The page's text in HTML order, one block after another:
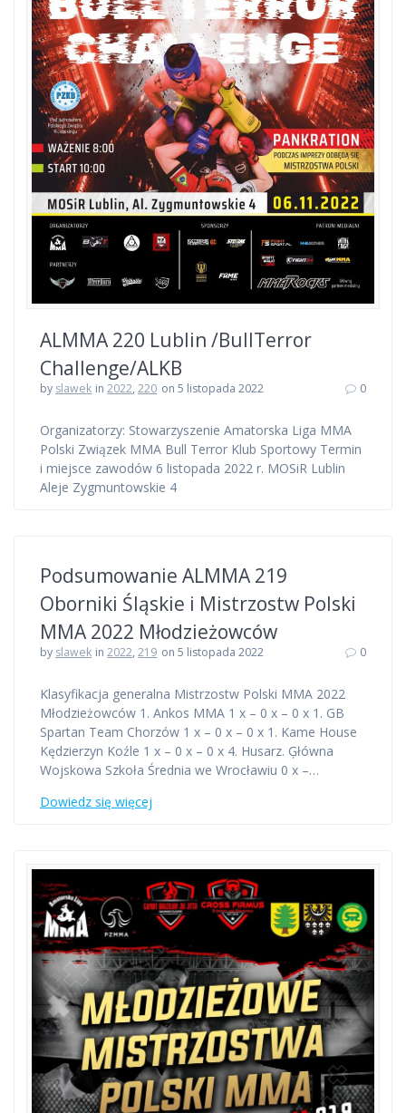
ALMMA 220 Lublin /BullTerror
Challenge/ALKB
by slawek in2022,220 on 5 listopada 2022 0
Organizatorzy: Stowarzyszenie Amatorska Liga MMA
Polski Związek MMA Bull Terror Klub Sportowy Termin
i miejsce zawodów 6 listopada 2022 r. MOSiR Lublin
Aleje Zygmuntowskie 4
Podsumowanie ALMMA 219
Oborniki Śląskie i Mistrzostw Polski
MMA 2022 Młodzieżowców
by slawek in2022,219 on 5 listopada 2022 0
Klasyfikacja generalna Mistrzostw Polski MMA 2022
Młodzieżowców 1. Ankos MMA 1 x – 0 x – 0 x 1. GB
Spartan Team Chorzów 1 x – 0 x – 0 x 1. Kame House
Kędzierzyn Koźle 1 x – 0 x – 0 x 4. Husarz. Ģłówna
Wojskowa Szkoła Średnia we Wrocławiu 0 x –…
Dowiedz się więcej